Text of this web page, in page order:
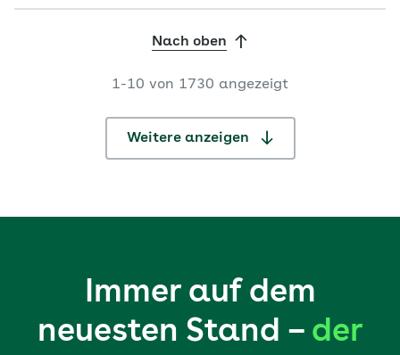
Danach wurden im ersten Halbjahr 2025 insgesamt
Darmspiegelungen im ambulanten und stationären
Nach oben
1-10 von 1730 angezeigt
Weitere anzeigen
Immer auf dem
neuesten Stand – der